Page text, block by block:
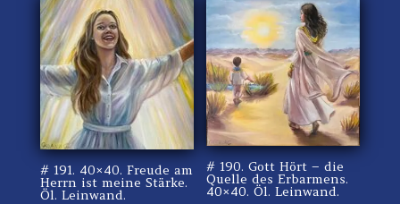
# 191. 40×40. Freude am
Herrn ist meine Stärke.
Öl. Leinwand.
# 190. Gott Hört – die
Quelle des Erbarmens.
40×40. Öl. Leinwand.